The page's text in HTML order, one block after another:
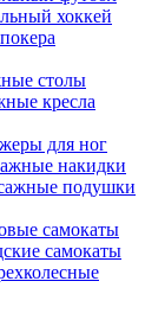
хоккей
столы
кресла
для ног
накидки
подушки
самокаты
самокаты